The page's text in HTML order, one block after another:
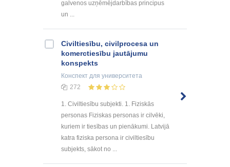
galvenos uzņēmējdarbības principus
un ...
Civiltiesību, civilprocesa un
komerctiesību jautājumu
konspekts
Конспект для университета
272
1. Civiltiesību subjekti. 1. Fiziskās
personas Fiziskas personas ir cilvēki,
kuriem ir tiesības un pienākumi. Latvijā
katra fiziska persona ir civiltiesību
subjekts, sākot no ...